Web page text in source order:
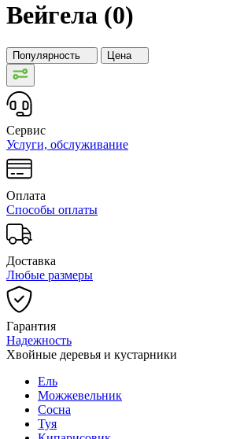
Вейгела (0)
Популярность Цена
Сервис
Услуги, обслуживание
Оплата
Способы оплаты
Доставка
Любые размеры
Гарантия
Надежность
Хвойные деревья и кустарники
Ель
Можжевельник
Сосна
Туя